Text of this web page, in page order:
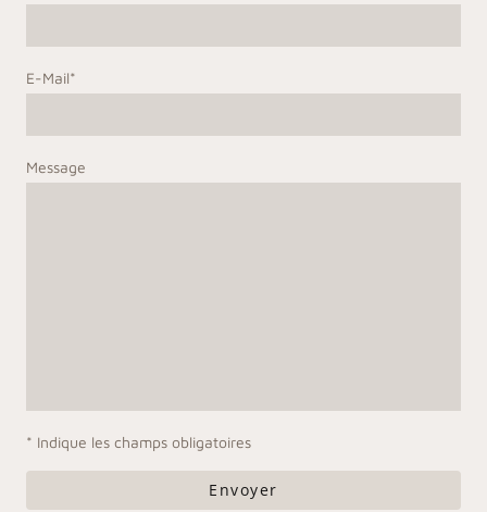
E-Mail*
Message
* Indique les champs obligatoires
Envoyer